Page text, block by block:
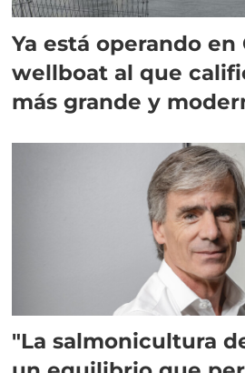
Ya está operando en
wellboat al que
más grande y
"La salmonicultura